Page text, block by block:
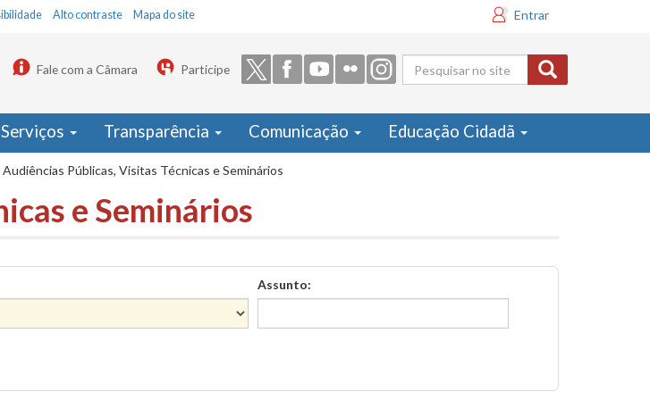
Alto contraste Mapa do site Entrar
Formulário
de busca
Fale com a Câmara Participe
Serviços Transparência Comunicação Educação Cidadã
Audiências Públicas, Visitas Técnicas e Seminários
e Seminários
Assunto: